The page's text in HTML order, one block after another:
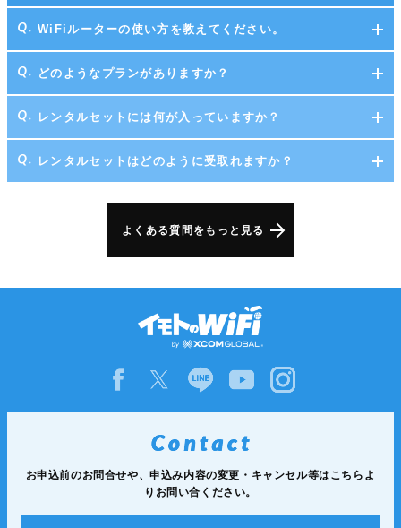
WiFiルーターの使い方を教えてください。
どのようなプランがありますか？
レンタルセットには何が入っていますか？
レンタルセットはどのように受取れますか？
よくある質問をもっと見る
お申込前のお問合せや、申込み内容の変更・キャンセル等はこちらよ
りお問い合ください。